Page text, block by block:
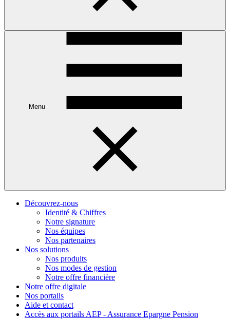
Menu
Découvrez-nous
Identité & Chiffres
Notre signature
Nos équipes
Nos partenaires
Nos solutions
Nos produits
Nos modes de gestion
Notre offre financière
Notre offre digitale
Nos portails
Aide et contact
Accès aux portails AEP - Assurance Epargne Pension